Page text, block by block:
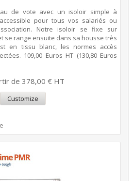
de vote avec un isoloir simple à
pour tous vos salariés ou
Notre isoloir se fixe sur
se range ensuite dans sa housse très
en tissu blanc, les normes accès
109,00 Euros HT (130,80 Euros
de 378,00 € HT
Customize